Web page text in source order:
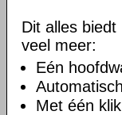
Dit alles
veel meer:
Eén
Met één